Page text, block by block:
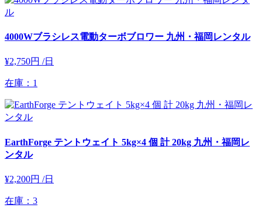
4000Wブラシレス電動ターボブロワー 九州・福岡レンタル
¥2,750円 /日
在庫：1
EarthForge テントウェイト 5kg×4 個 計 20kg 九州・福岡レ
ンタル
¥2,200円 /日
在庫：3